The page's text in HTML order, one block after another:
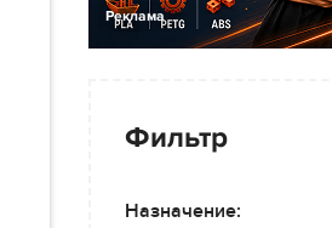
Реклама
Фильтр
Назначение: